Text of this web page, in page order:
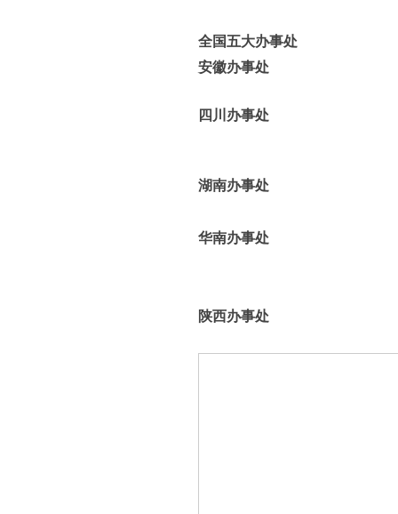
全国五大办事处
安徽办事处
四川办事处
湖南办事处
华南办事处
陕西办事处